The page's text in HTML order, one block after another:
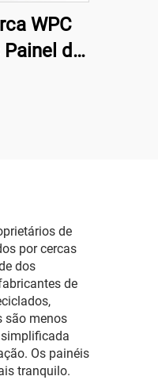
WPC
de
de
por cercas
dos
de
são menos
Os painéis
tranquilo.